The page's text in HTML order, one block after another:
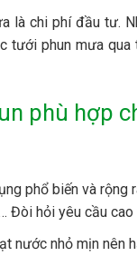
là chi phí đầu tư.
tưới phun mưa
phù hợp
phổ biến và rộng
Đòi hỏi yêu cầu
nước nhỏ mịn